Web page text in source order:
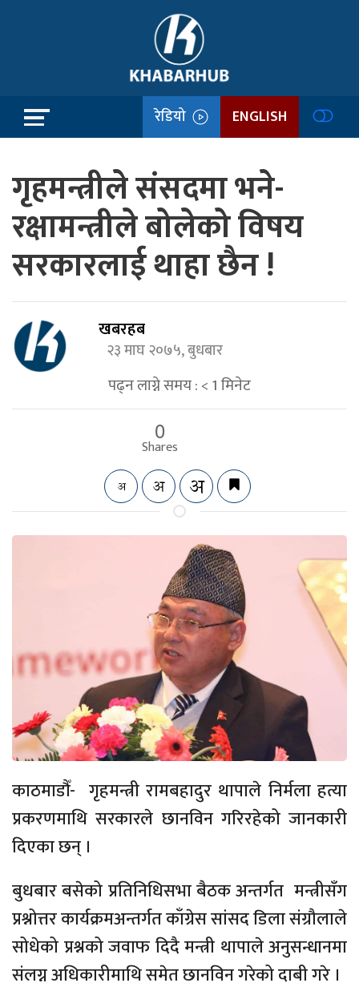
रेडियो ENGLISH
गृहमन्त्रीले संसदमा भने-
रक्षामन्त्रीले बोलेको विषय
सरकारलाई थाहा छैन !
खबरहब
२३ माघ २०७५, बुधबार
पढ्न लाग्ने समय :< 1मिनेट
0
Shares
काठमाडौँ- गृहमन्त्री रामबहादुर थापाले निर्मला हत्या
प्रकरणमाथि सरकारले छानविन गरिरहेको जानकारी
दिएका छन् ।
बुधबार बसेको प्रतिनिधिसभा बैठक अन्तर्गत मन्त्रीसँग
प्रश्नोत्तर कार्यक्रमअन्तर्गत काँग्रेस सांसद डिला संग्रौलाले
सोधेको प्रश्नको जवाफ दिदै मन्त्री थापाले अनुसन्धानमा
संलग्न अधिकारीमाथि समेत छानविन गरेको दाबी गरे ।